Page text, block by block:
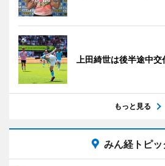
上田綺世は後半途中
もっと見る
みん経トピッ